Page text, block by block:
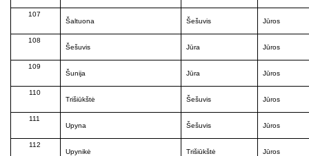
107
Šaltuona
Šešuvis Jūros
108
Šešuvis
Jūra Jūros
109
Šunija
Jūra Jūros
110
Trišiūkštė
Šešuvis Jūros
111
Upyna
Šešuvis Jūros
112
Upynikė
Trišiūkštė Jūros